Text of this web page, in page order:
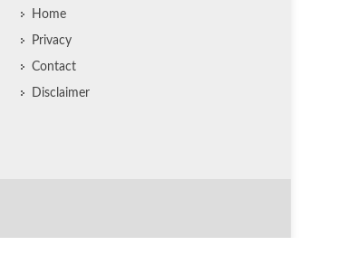
Home
Privacy
Contact
Disclaimer